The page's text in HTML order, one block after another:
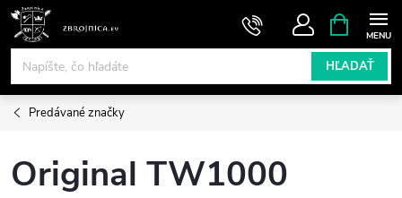
Prejsť
obsah
HĽADAŤ
KOŠÍK
Predávané značky
Original TW1000